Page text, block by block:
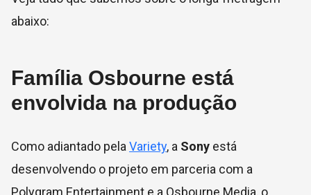
abaixo:
Família Osbourne está
envolvida na produção
Como adiantado pela Variety, a Sony está
desenvolvendo o projeto em parceria com a
Polygram Entertainment e a Osbourne Media, o